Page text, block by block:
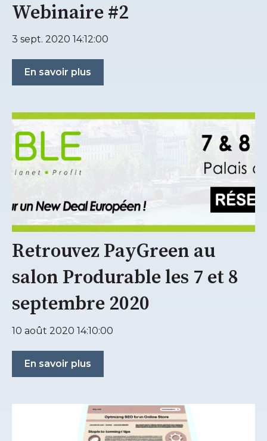
Webinaire #2
3 sept. 2020 14:12:00
En savoir plus
Retrouvez PayGreen au
salon Produrable les 7 et 8
septembre 2020
10 août 2020 14:10:00
En savoir plus